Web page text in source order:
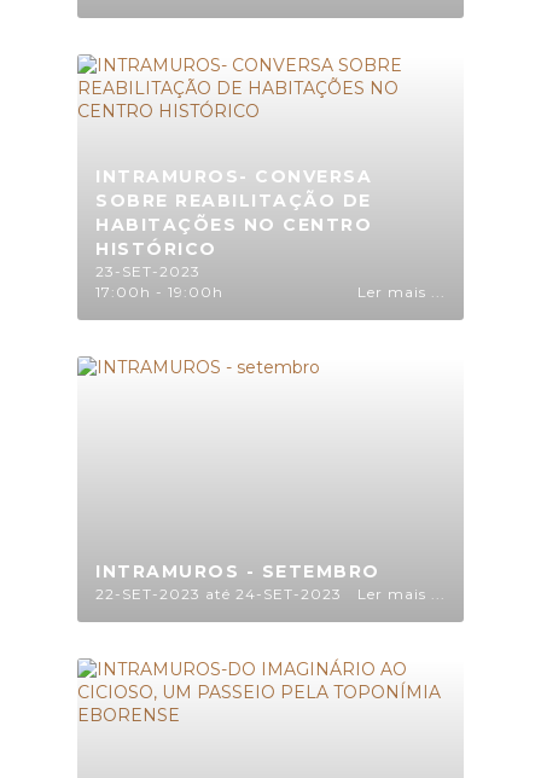
INTRAMUROS- CONVERSA
SOBRE REABILITAÇÃO DE
HABITAÇÕES NO CENTRO
HISTÓRICO
23-SET-2023
17:00h - 19:00h
Ler mais ...
INTRAMUROS - SETEMBRO
22-SET-2023 até 24-SET-2023 Ler mais ...